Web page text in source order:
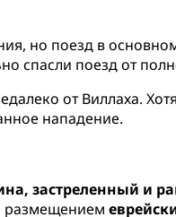
но поезд в
спасли поезд от
от Виллаха.
нападение.
застреленный и
размещением